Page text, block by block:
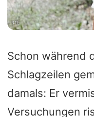
Schon während
Schlagzeilen
damals: Er
Versuchungen
RTL